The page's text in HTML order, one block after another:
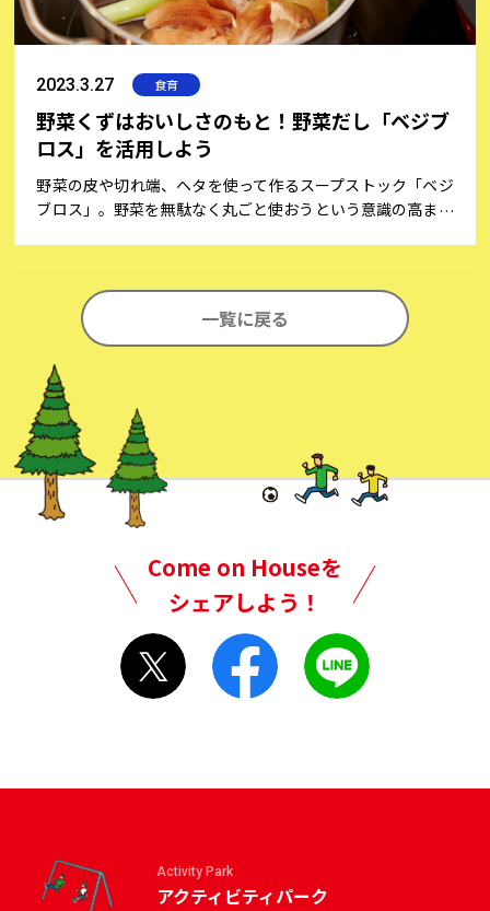
2023.3.27 食育
野菜くずはおいしさのもと！野菜だし「ベジブ
ロス」を活用しよう
野菜の皮や切れ端、ヘタを使って作るスープストック「ベジ
ブロス」。野菜を無駄なく丸ごと使おうという意識の高まり
一覧に戻る
Come on Houseを
シェアしよう！
Activity Park
アクティビティパーク